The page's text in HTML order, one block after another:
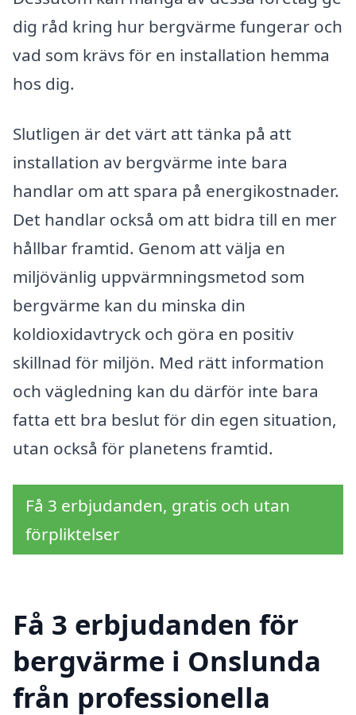
dig råd kring hur bergvärme fungerar och
vad som krävs för en installation hemma
hos dig.
Slutligen är det värt att tänka på att
installation av bergvärme inte bara
handlar om att spara på energikostnader.
Det handlar också om att bidra till en mer
hållbar framtid. Genom att välja en
miljövänlig uppvärmningsmetod som
bergvärme kan du minska din
koldioxidavtryck och göra en positiv
skillnad för miljön. Med rätt information
och vägledning kan du därför inte bara
fatta ett bra beslut för din egen situation,
utan också för planetens framtid.
Få 3 erbjudanden, gratis och utan
förpliktelser
Få 3 erbjudanden för
bergvärme i Onslunda
från professionella